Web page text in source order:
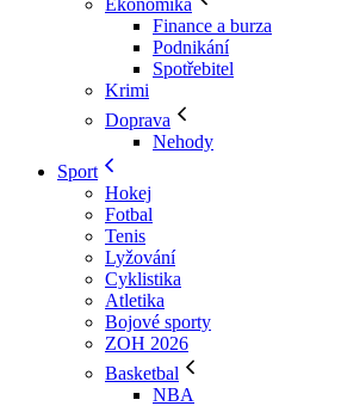
Ekonomika
Finance a burza
Podnikání
Spotřebitel
Krimi
Doprava
Nehody
Sport
Hokej
Fotbal
Tenis
Lyžování
Cyklistika
Atletika
Bojové sporty
ZOH 2026
Basketbal
NBA